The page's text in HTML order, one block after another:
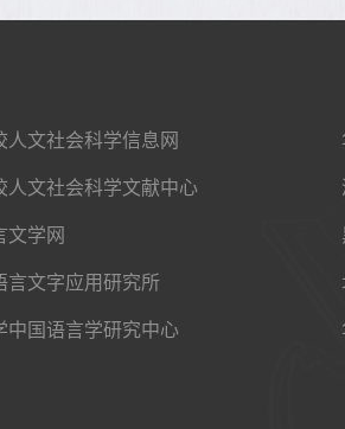
人文社会科学信息网
人文社会科学文献中心
文学网
言文字应用研究所
中国语言学研究中心